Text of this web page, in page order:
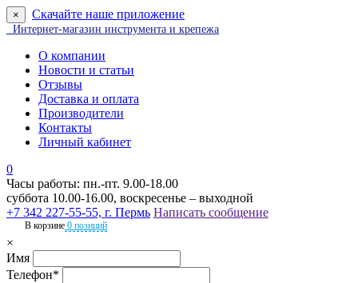
× Скачайте наше приложение
Интернет-магазин инструмента и крепежа
О компании
Новости и статьи
Отзывы
Доставка и оплата
Производители
Контакты
Личный кабинет
0
Часы работы: пн.-пт. 9.00-18.00
суббота 10.00-16.00, воскресенье – выходной
+7 342 227-55-55, г. Пермь Написать сообщение
В корзине 0 позиций
×
Имя
Телефон*